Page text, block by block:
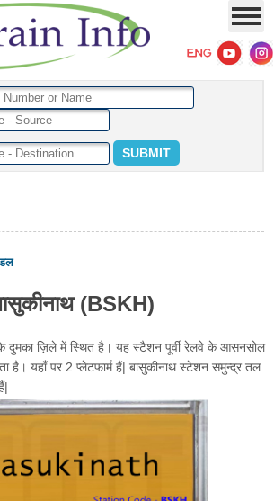
(BSKH)
दुमका ज़िले में स्थित है। यह स्टैशन पूर्वी रेलवे के आसनसोल
है। यहाँ पर 2 प्लेटफार्म हैं| बासुकीनाथ स्टेशन समुन्द्र तल